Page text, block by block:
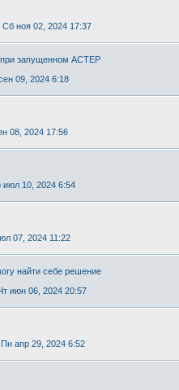
Сб ноя 02, 2024 17:37
при запущенном АСТЕР
09, 2024 6:18
08, 2024 17:56
июл 10, 2024 6:54
07, 2024 11:22
найти себе решение
июн 06, 2024 20:57
Пн апр 29, 2024 6:52